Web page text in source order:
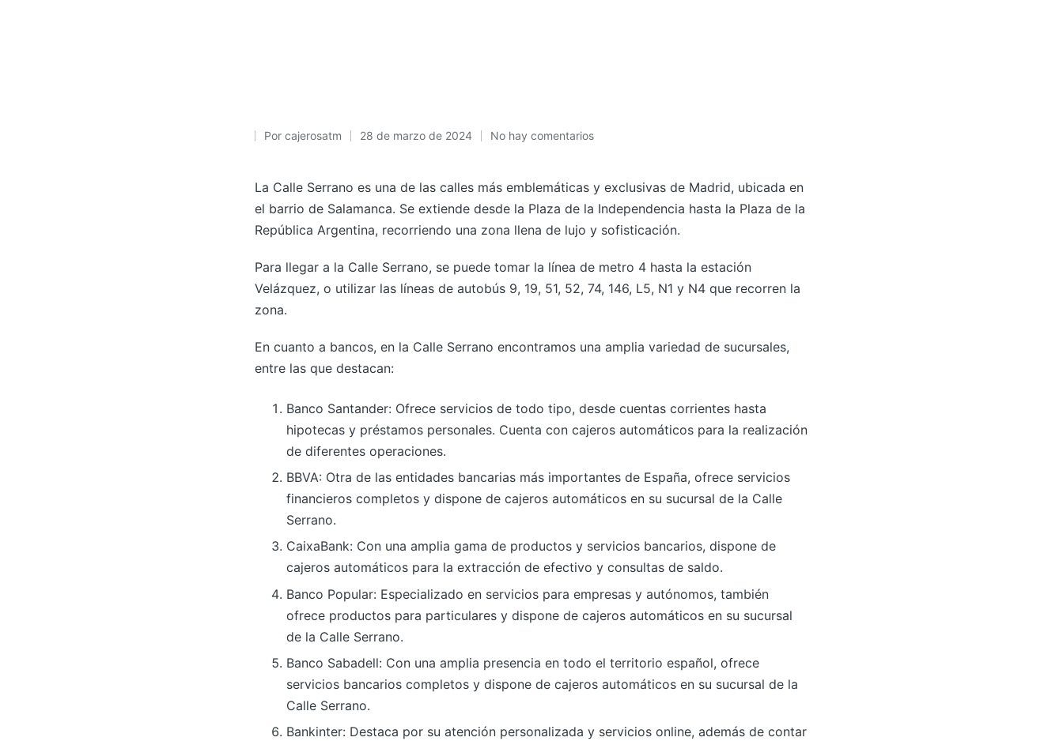
Publicado
Por cajerosatm 28 de marzo de 2024 No hay comentarios
La Calle Serrano es una de las calles más emblemáticas y exclusivas de Madrid, ubicada en
el barrio de Salamanca. Se extiende desde la Plaza de la Independencia hasta la Plaza de la
República Argentina, recorriendo una zona llena de lujo y sofisticación.
Para llegar a la Calle Serrano, se puede tomar la línea de metro 4 hasta la estación
Velázquez, o utilizar las líneas de autobús 9, 19, 51, 52, 74, 146, L5, N1 y N4 que recorren la
zona.
En cuanto a bancos, en la Calle Serrano encontramos una amplia variedad de sucursales,
entre las que destacan:
Banco Santander: Ofrece servicios de todo tipo, desde cuentas corrientes hasta
hipotecas y préstamos personales. Cuenta con cajeros automáticos para la realización
de diferentes operaciones.
BBVA: Otra de las entidades bancarias más importantes de España, ofrece servicios
financieros completos y dispone de cajeros automáticos en su sucursal de la Calle
Serrano.
CaixaBank: Con una amplia gama de productos y servicios bancarios, dispone de
cajeros automáticos para la extracción de efectivo y consultas de saldo.
Banco Popular: Especializado en servicios para empresas y autónomos, también
ofrece productos para particulares y dispone de cajeros automáticos en su sucursal
de la Calle Serrano.
Banco Sabadell: Con una amplia presencia en todo el territorio español, ofrece
servicios bancarios completos y dispone de cajeros automáticos en su sucursal de la
Calle Serrano.
Bankinter: Destaca por su atención personalizada y servicios online, además de contar